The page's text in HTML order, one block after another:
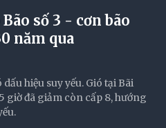
số 3 - cơn bão
năm qua
hiệu suy yếu. Gió tại Bãi
giờ đã giảm còn cấp 8, hướng